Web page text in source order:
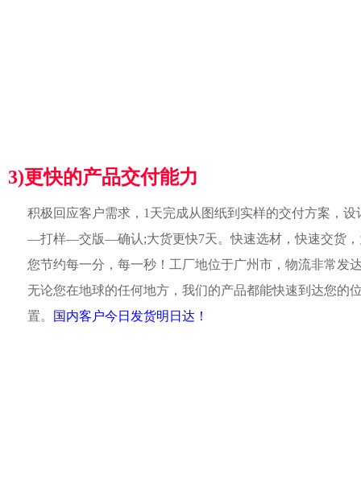
3)更快的产品交付能力
积极回应客户需求，1天完成从图纸到实样的交付方案，设
—打样—交版—确认;大货更快7天。快速选材，快速交货
您节约每一分，每一秒！工厂地位于广州市，物流非常发
无论您在地球的任何地方，我们的产品都能快速到达您的
置。
国内客户今日发货明日达！